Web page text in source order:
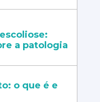
a patologia
o que é e